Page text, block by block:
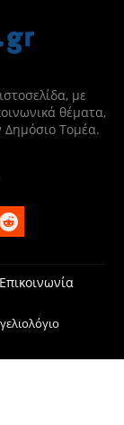
με
θέματα,
Δημόσιο Τομέα.
Επικοινωνία